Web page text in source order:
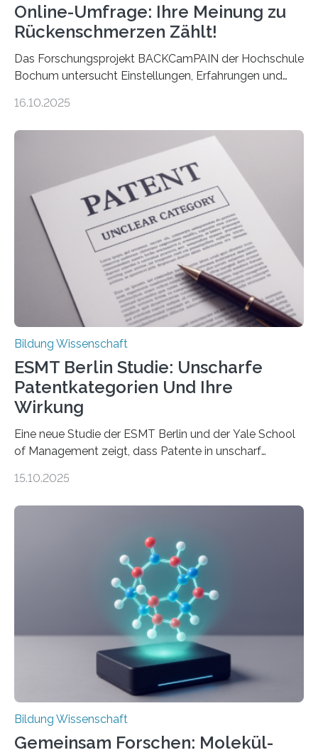
Online-Umfrage: Ihre Meinung zu
Rückenschmerzen Zählt!
Das Forschungsprojekt BACKCamPAIN der Hochschule
Bochum untersucht Einstellungen, Erfahrungen und
gehören zu den häufigsten gesundheitlichen
Rückenschmerzen denken und welche Erfahrungen sie
damit gemacht haben, kann entscheidend
beeinflussen, wie Schmerzen verlaufen und welche
Therapien wirken. Diese individuellen Überzeugungen
stehen im Mittelpunkt einer aktuellen Studie der
Hochschule Bochum. Im Rahmen des
Promotionsprojekts „BACKCamPAIN“ führt die
Doktorandin Deborah Jost (Hochschule Bochum,
Promotionskolleg NRW) derzeit eine Online-Umfrage
durch. Ziel ist es, herauszufinden,…
16.10.2025
Bildung Wissenschaft
ESMT Berlin Studie: Unscharfe
Patentkategorien Und Ihre
Wirkung
Eine neue Studie der ESMT Berlin und der Yale School
of Management zeigt, dass Patente in unscharf
häufiger zu bahnbrechenden Innovationen führen und
Erfindungen entstehen besonders dann, wenn
Wissenskategorien verschwimmen. Das zeigt neue
Forschung von Gianluca Carnabuci, Professor of
Organizational Behavior an der ESMT Berlin, und
Balázs Kovács, Professor an der Yale School of
Management. Die Forscher kommen zu dem Schluss,
dass Patente…
15.10.2025
Bildung Wissenschaft
Gemeinsam Forschen: Molekül-